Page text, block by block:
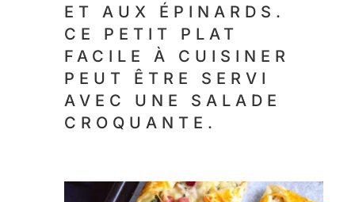
ET AUX ÉPINARDS.
CE PETIT PLAT
FACILE À CUISINER
PEUT ÊTRE SERVI
AVEC UNE SALADE
CROQUANTE.